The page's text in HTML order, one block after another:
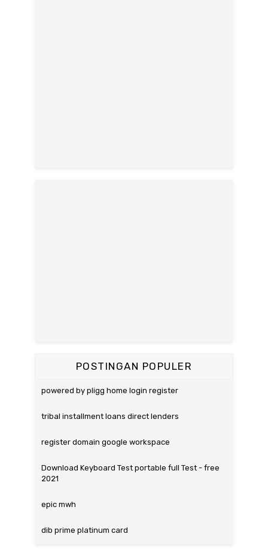
POSTINGAN POPULER
powered by pligg home login register
tribal installment loans direct lenders
register domain google workspace
Download Keyboard Test portable full Test - free
2021
epic mwh
dib prime platinum card